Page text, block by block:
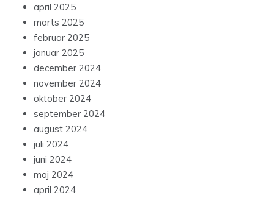
april 2025
marts 2025
februar 2025
januar 2025
december 2024
november 2024
oktober 2024
september 2024
august 2024
juli 2024
juni 2024
maj 2024
april 2024